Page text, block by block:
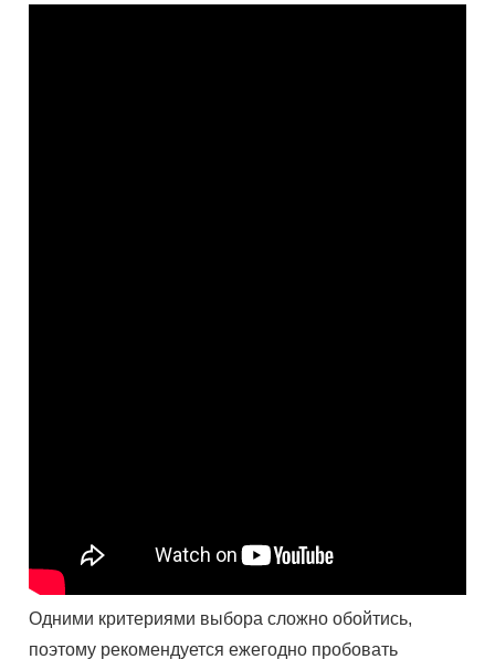
Одними критериями выбора сложно обойтись,
поэтому рекомендуется ежегодно пробовать